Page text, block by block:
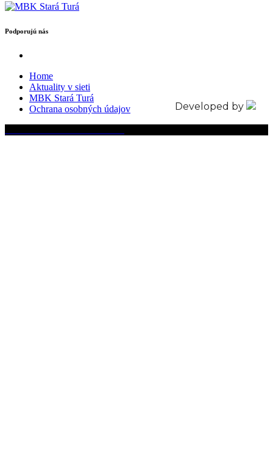
Podporujú nás
Home
Aktuality v sieti
MBK Stará Turá
Ochrana osobných údajov
Developed by